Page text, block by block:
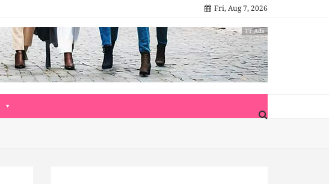
Fri, Aug 7, 2026
TT Ads